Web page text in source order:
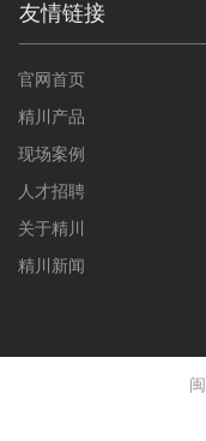
官网首页
精川产品
现场案例
人才招聘
关于精川
精川新闻
友情链接